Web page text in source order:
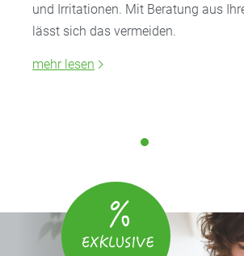
und Irritationen. Mit Beratung aus
lässt sich das vermeiden.
mehr lesen